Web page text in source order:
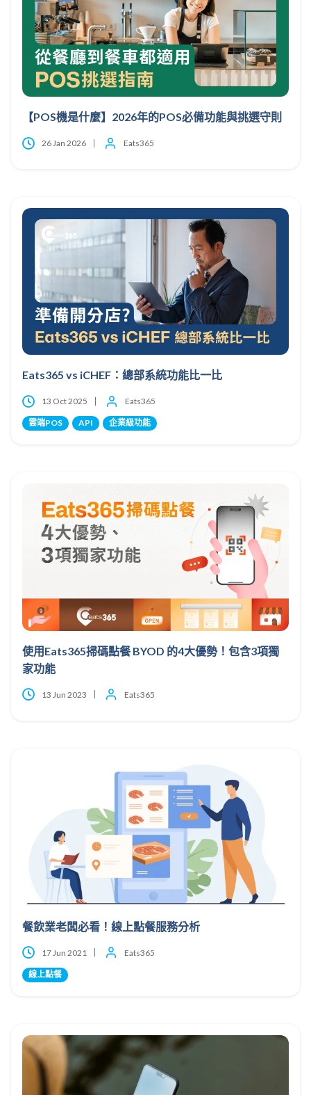
【POS機是什麼】2026年的POS必備功能與挑選守則
26 Jan 2026 Eats365
Eats365 vs iCHEF：總部系統功能比一比
13 Oct 2025 Eats365
雲端POS API 企業級功能
使用Eats365掃碼點餐 BYOD 的4大優勢！包含3項獨
家功能
13 Jun 2023 Eats365
餐飲業老闆必看！線上點餐服務分析
17 Jun 2021 Eats365
線上點餐